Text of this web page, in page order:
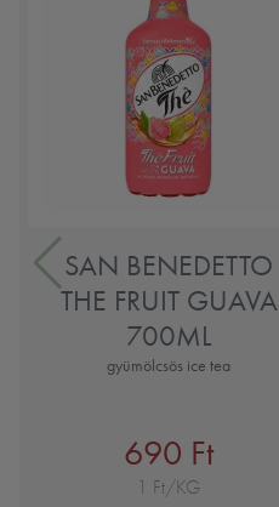
SAN BENEDETTO
THE FRUIT GUAVA
700ML
gyümölcsös ice tea
690 Ft
1 Ft/KG